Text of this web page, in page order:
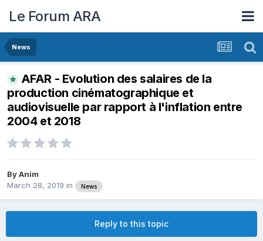
Le Forum ARA
News
AFAR - Evolution des salaires de la
production cinématographique et
audiovisuelle par rapport à l'inflation entre
2004 et 2018
ByAnim
March 28, 2019 in News
Reply to this topic